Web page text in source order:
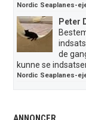
Nordic Seaplanes-
Peter
de
kunne se
Nordic Seaplanes-